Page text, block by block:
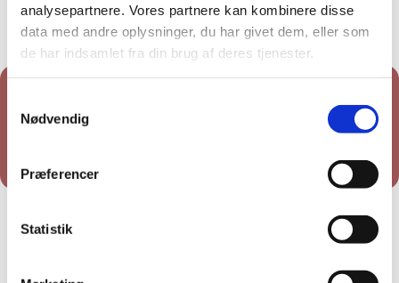
analysepartnere. Vores partnere kan kombinere disse
data med andre oplysninger, du har givet dem, eller som
de har indsamlet fra din brug af deres tjenester.
Nødvendig
Præferencer
Statistik
Du vil måske også kunne lide...